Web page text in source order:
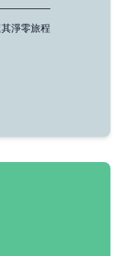
淨零旅程